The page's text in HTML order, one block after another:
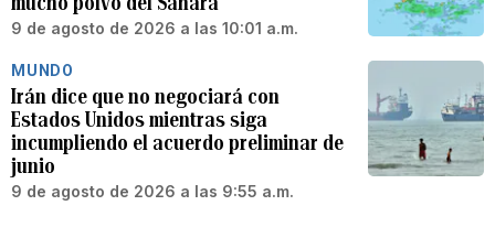
9 de agosto de 2026 a las 10:01 a.m.
MUNDO
Irán dice que no negociará con
Estados Unidos mientras siga
incumpliendo el acuerdo preliminar de
junio
9 de agosto de 2026 a las 9:55 a.m.